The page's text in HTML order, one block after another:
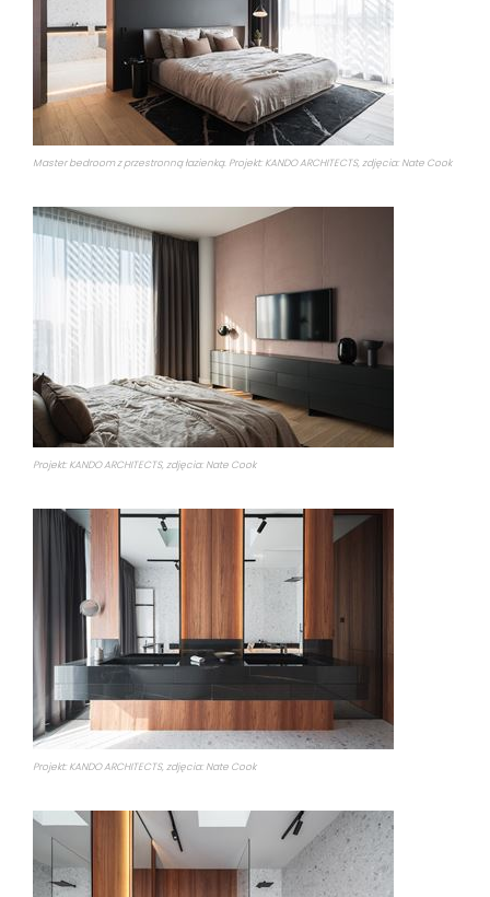
Master bedroom z przestronną łazienką. Projekt: KANDO ARCHITECTS, zdjęcia: Nate Cook
Projekt: KANDO ARCHITECTS, zdjęcia: Nate Cook
Projekt: KANDO ARCHITECTS, zdjęcia: Nate Cook